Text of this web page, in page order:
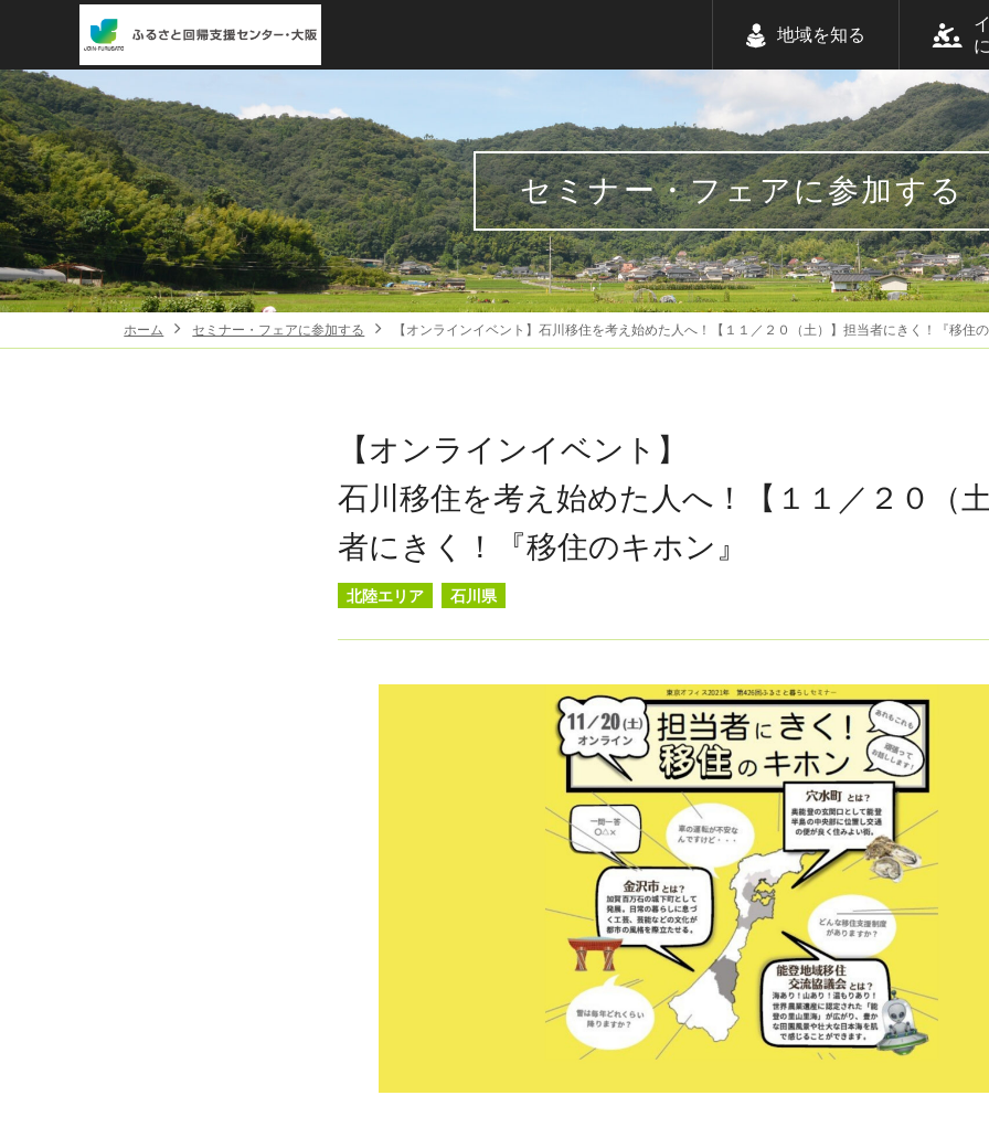
地域を知る
セミナー・フェアに参加する
ホーム セミナー・フェアに参加する 【オンラインイベント】石川移住を考え始めた人へ！【１１／２０（土）】担当者にきく！『移住の
【オンラインイベント】
石川移住を考え始めた人へ！【１１／２０（
者にきく！『移住のキホン』
北陸エリア 石川県